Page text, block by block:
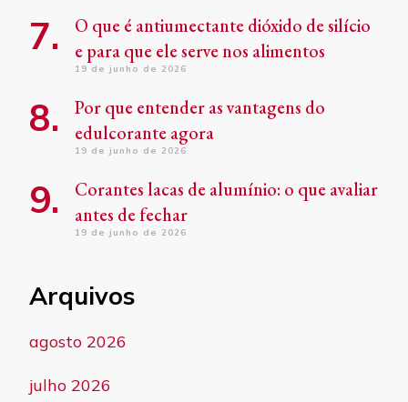
O que é antiumectante dióxido de silício
e para que ele serve nos alimentos
19 de junho de 2026
Por que entender as vantagens do
edulcorante agora
19 de junho de 2026
Corantes lacas de alumínio: o que avaliar
antes de fechar
19 de junho de 2026
Arquivos
agosto 2026
julho 2026